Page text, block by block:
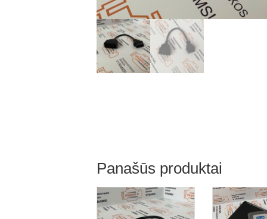
Panašūs produktai